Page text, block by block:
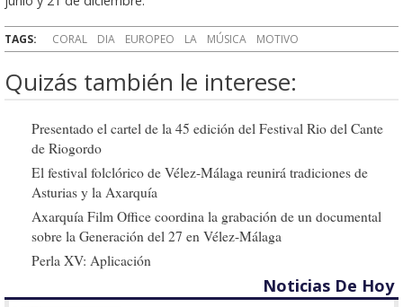
TAGS: CORAL DIA EUROPEO LA MÚSICA MOTIVO
Quizás también le interese:
Presentado el cartel de la 45 edición del Festival Rio del Cante
de Riogordo
El festival folclórico de Vélez-Málaga reunirá tradiciones de
Asturias y la Axarquía
Axarquía Film Office coordina la grabación de un documental
sobre la Generación del 27 en Vélez-Málaga
Perla XV: Aplicación
Noticias De Hoy